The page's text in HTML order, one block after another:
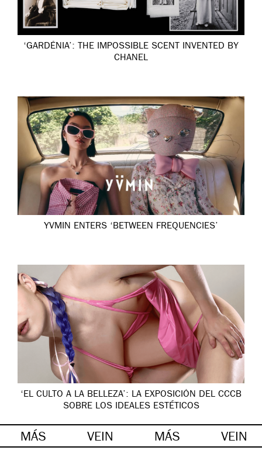
‘GARDÉNIA’: THE IMPOSSIBLE SCENT INVENTED BY
CHANEL
YVMIN ENTERS ‘BETWEEN FREQUENCIES’
‘EL CULTO A LA BELLEZA’: LA EXPOSICIÓN DEL CCCB
SOBRE LOS IDEALES ESTÉTICOS
MÁS VEIN MÁS VEIN